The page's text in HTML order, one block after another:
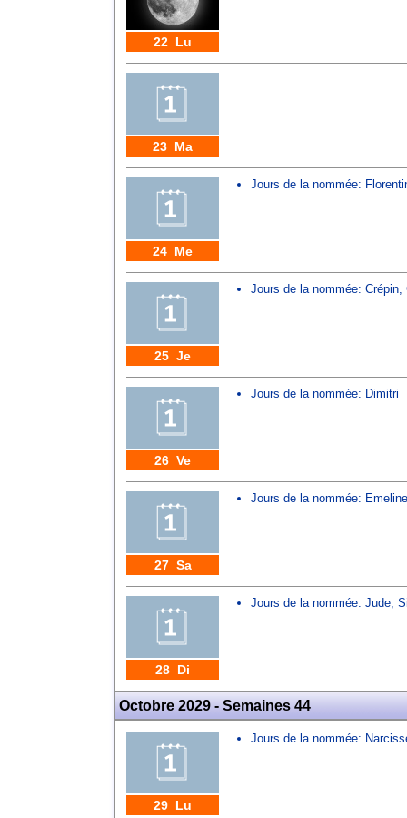
22 Lu
23 Ma
24 Me
Jours de la nommée:
25 Je
Jours de la nommée: Crépin,
26 Ve
Jours de la nommée: Dimitri
27 Sa
Jours de la nommée: Emeline
28 Di
Jours de la nommée: Jude,
Octobre 2029 - Semaines 44
29 Lu
Jours de la nommée: